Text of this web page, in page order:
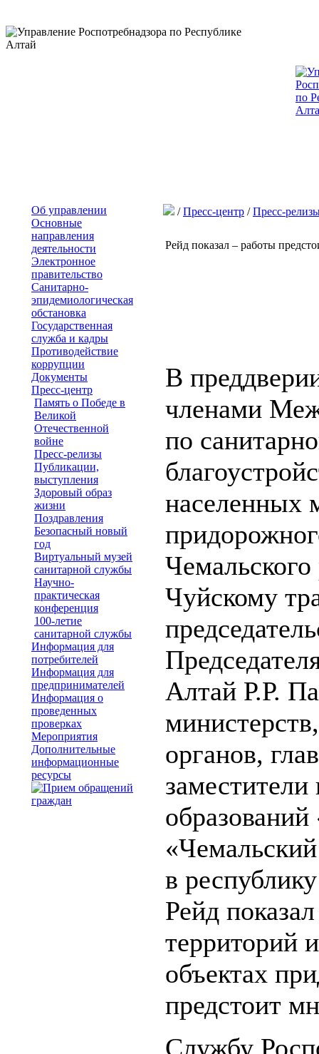
Об управлении
Основные
направления
деятельности
Электронное
правительство
Санитарно-
эпидемиологическая
обстановка
Государственная
служба и кадры
Противодействие
коррупции
Документы
Пресс-центр
Память о Победе в
Великой
Отечественной
войне
Пресс-релизы
Публикации,
выступления
Здоровый образ
жизни
Поздравления
Безопасный новый
год
Виртуальный музей
санитарной службы
Научно-
практическая
конференция
100-летие
санитарной службы
Информация для
потребителей
Информация для
предпринимателей
Информация о
проведенных
проверках
Мероприятия
Дополнительные
информационные
ресурсы
/Пресс-центр /Пресс-
Рейд показал – работы
В
членами
по
населенных
Чуйскому
Алтай Р.Р.
органов,
в
Рейд
территорий
объектах
предстоит
Службу